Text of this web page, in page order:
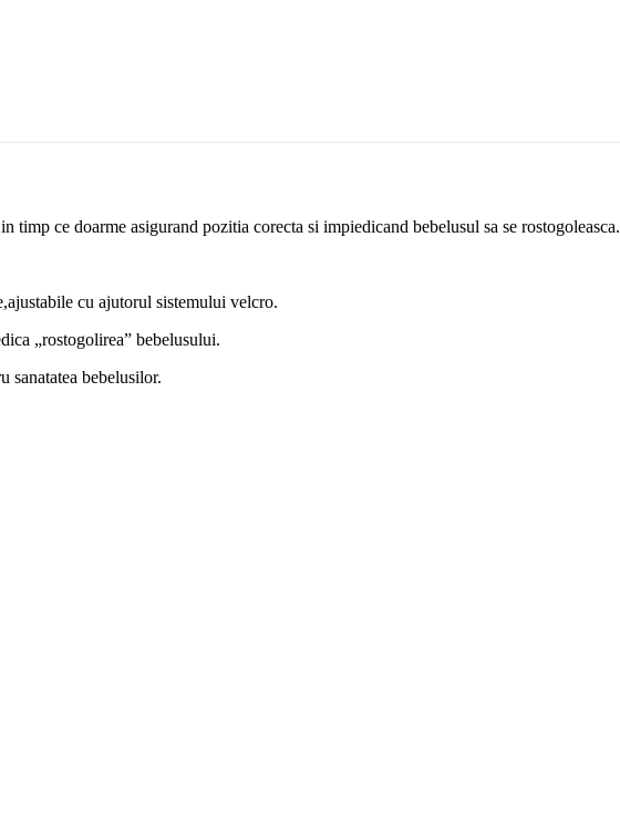
timp ce doarme asigurand pozitia corecta si impiedicand bebelusul sa se rostogoleasca.
cu ajutorul sistemului velcro.
„rostogolirea” bebelusului.
sanatatea bebelusilor.